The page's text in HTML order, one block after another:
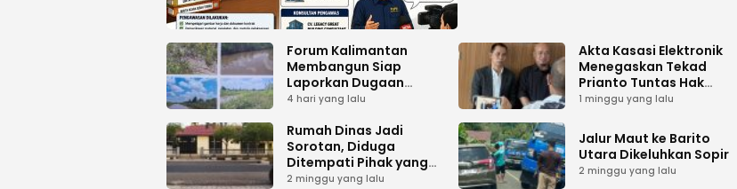
Forum Kalimantan
Membangun Siap
Laporkan Dugaan
Proyek Bermasalah
4 hari yang lalu
Akta Kasasi Elektronik
Menegaskan Tekad
Prianto Tuntas Hak
Lahan ke Mahkamah
1 minggu yang lalu
Rumah Dinas Jadi
Sorotan, Diduga
Ditempati Pihak yang
Tak Berhak
2 minggu yang lalu
Jalur Maut ke Barito
Utara Dikeluhkan Sopir
2 minggu yang lalu